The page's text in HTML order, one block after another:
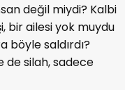
değil miydi? Kalbi
bir ailesi yok muydu
böyle saldırdı?
de silah, sadece